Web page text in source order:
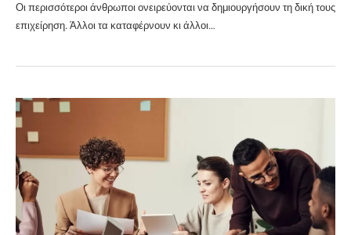
Οι περισσότεροι άνθρωποι ονειρεύονται να δημιουργήσουν τη δική τους
επιχείρηση. Άλλοι τα καταφέρνουν κι άλλοι…